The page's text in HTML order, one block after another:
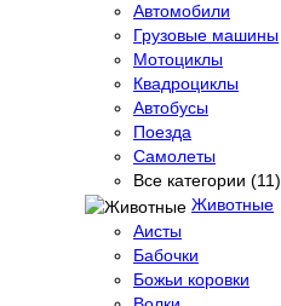
Автомобили
Грузовые машины
Мотоциклы
Квадроциклы
Автобусы
Поезда
Самолеты
Все категории (11)
Животные
Аисты
Бабочки
Божьи коровки